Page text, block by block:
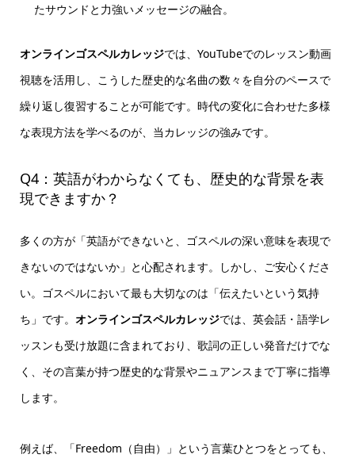
たサウンドと力強いメッセージの融合。
オンラインゴスペルカレッジでは、YouTubeでのレッスン動画
視聴を活用し、こうした歴史的な名曲の数々を自分のペースで
繰り返し復習することが可能です。時代の変化に合わせた多様
な表現方法を学べるのが、当カレッジの強みです。
Q4：英語がわからなくても、歴史的な背景を表
現できますか？
多くの方が「英語ができないと、ゴスペルの深い意味を表現で
きないのではないか」と心配されます。しかし、ご安心くださ
い。ゴスペルにおいて最も大切なのは「伝えたいという気持
ち」です。 オンラインゴスペルカレッジでは、英会話・語学レ
ッスンも受け放題に含まれており、歌詞の正しい発音だけでな
く、その言葉が持つ歴史的な背景やニュアンスまで丁寧に指導
します。
例えば、「Freedom（自由）」という言葉ひとつをとっても、